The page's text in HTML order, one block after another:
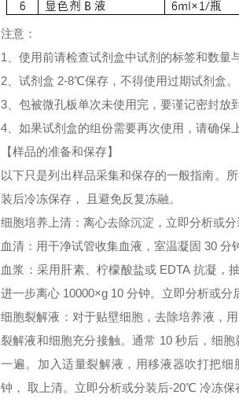
注意：
1、使用前请检查试剂盒中试剂的标签和数量
2、试剂盒 2-8℃保存，不得使用过期试剂盒。
3、包被微孔板单次未使用完，要谨记密封放
4、如果试剂盒的组份需要再次使用，请确保
【样品的准备和保存】
以下只是列出样品采集和保存的一般指南。
装后冷冻保存， 且避免反复冻融。
细胞培养上清：离心去除沉淀，立即分析或
血清：用干净试管收集血液，室温凝固 30
血浆：采用肝素、柠檬酸盐或 EDTA 抗凝
进一步离心 10000×g 10 分钟。立即分析或分
细胞裂解液：对于贴壁细胞，去除培养液，
裂解液和细胞充分接触。通常 10 秒后，细
一遍。加入适量裂解液，用移液器吹打把
钟， 取上清。立即分析或分装后-20℃ 冷冻保